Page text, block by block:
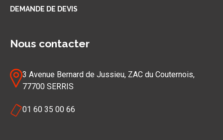
DEMANDE DE DEVIS
Nous contacter
3 Avenue Bernard de Jussieu, ZAC du Couternois,
77700 SERRIS
01 60 35 00 66